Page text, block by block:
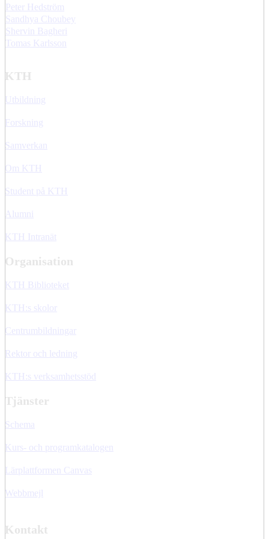
Peter Hedström
Sandhya Choubey
Shervin Bagheri
Tomas Karlsson
KTH
Utbildning
Forskning
Samverkan
Om KTH
Student på KTH
Alumni
KTH Intranät
Organisation
KTH Biblioteket
KTH:s skolor
Centrumbildningar
Rektor och ledning
KTH:s verksamhetsstöd
Tjänster
Schema
Kurs- och programkatalogen
Lärplattformen Canvas
Webbmejl
Kontakt